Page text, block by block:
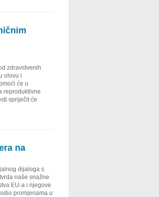
zdravstvenih
olovu i
će u
reproduktivne
spriječit će
na
dijaloga s
naše snažne
EU-a i njegove
promjenama u